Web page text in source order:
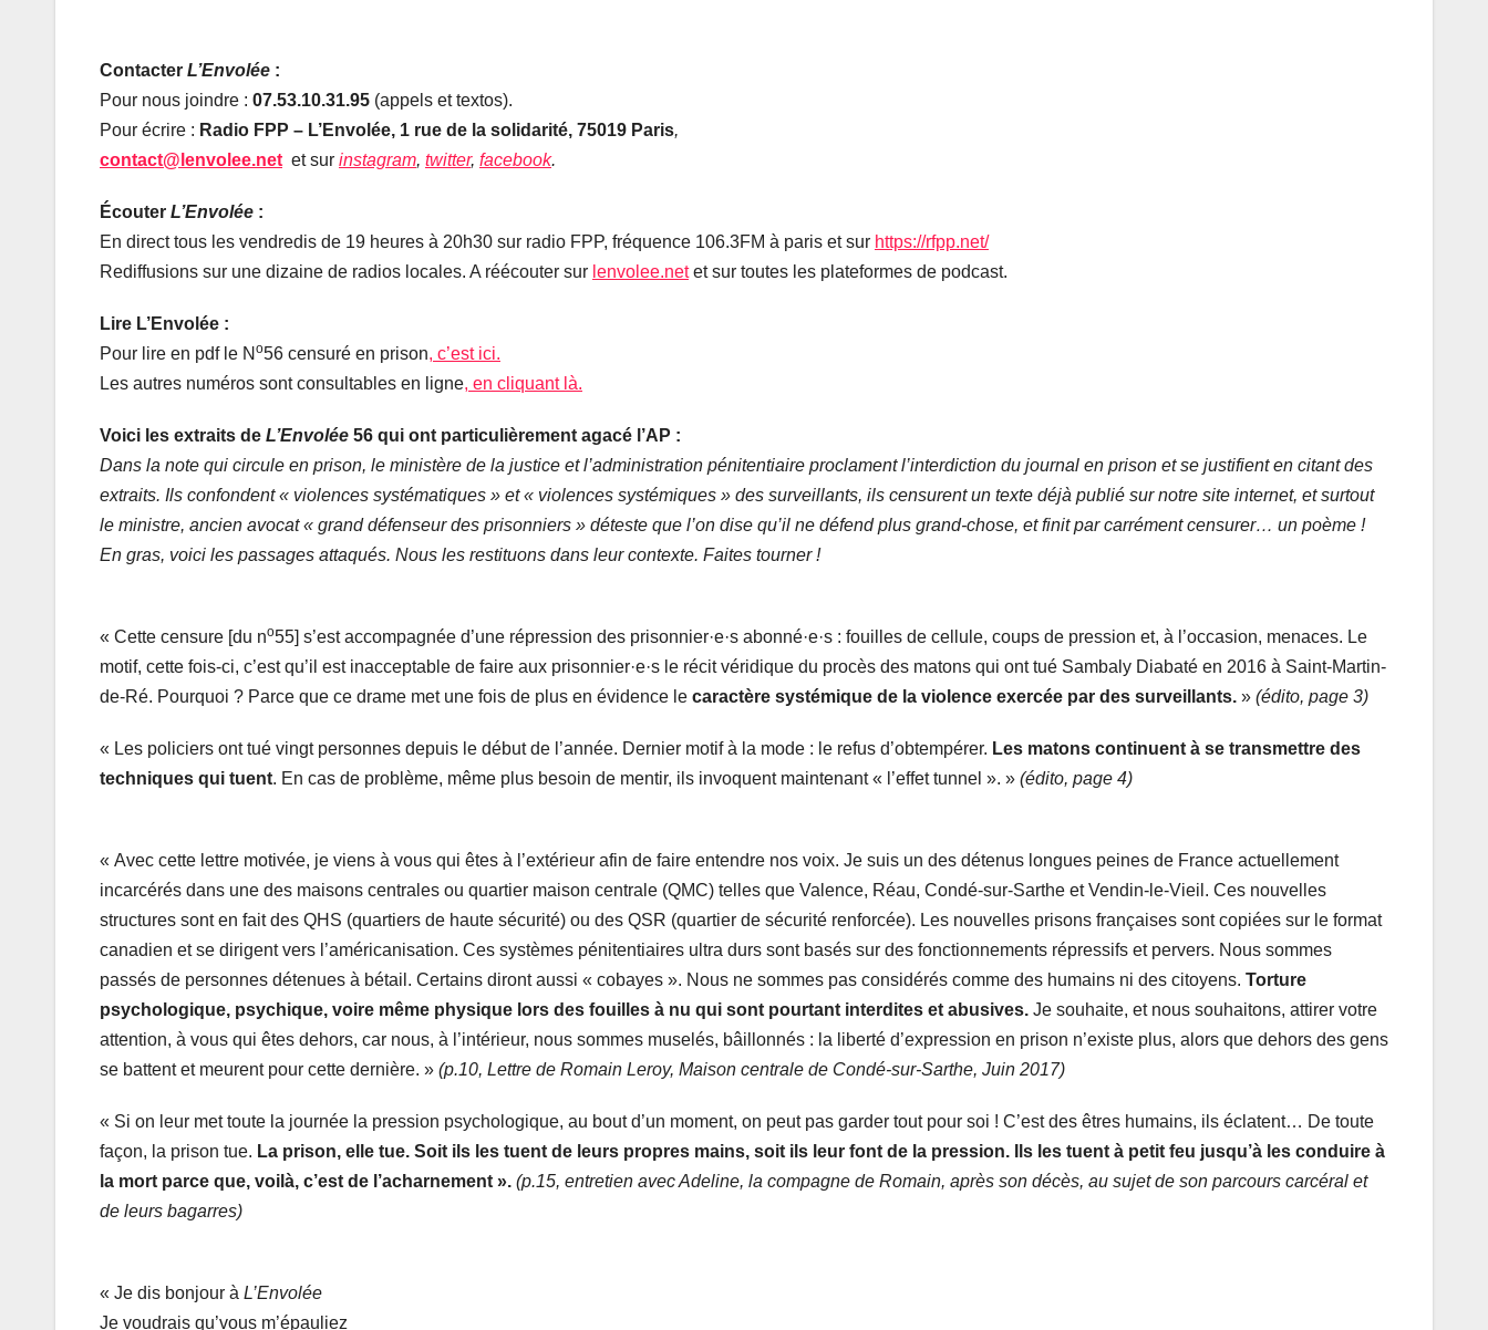
Contacter L’Envolée :
Pour nous joindre : 07.53.10.31.95 (appels et textos).
Pour écrire : Radio FPP – L’Envolée, 1 rue de la solidarité, 75019 Paris,
contact@lenvolee.netet sur instagram, twitter, facebook.
Écouter L’Envolée :
En direct tous les vendredis de 19 heures à 20h30 sur radio FPP, fréquence 106.3FM à paris et sur https://rfpp.net/
Rediffusions sur une dizaine de radios locales. A réécouter sur lenvolee.netet sur toutes les plateformes de podcast.
Lire L’Envolée :
Pour lire en pdf le N o56 censuré en prison, c’est ici.
Les autres numéros sont consultables en ligne, en cliquant là.
Voici les extraits de L’Envolée 56 qui ont particulièrement agacé l’AP :
Dans la note qui circule en prison, le ministère de la justice et l’administration pénitentiaire proclament l’interdiction du journal en prison et se justifient en citant des
extraits. Ils confondent « violences systématiques » et « violences systémiques » des surveillants, ils censurent un texte déjà publié sur notre site internet, et surtout
le ministre, ancien avocat « grand défenseur des prisonniers » déteste que l’on dise qu’il ne défend plus grand-chose, et finit par carrément censurer… un poème !
En gras, voici les passages attaqués. Nous les restituons dans leur contexte. Faites tourner !
« Cette censure [du no55] s’est accompagnée d’une répression des prisonnier·e·s abonné·e·s : fouilles de cellule, coups de pression et, à l’occasion, menaces. Le
motif, cette fois-ci, c’est qu’il est inacceptable de faire aux prisonnier·e·s le récit véridique du procès des matons qui ont tué Sambaly Diabaté en 2016 à Saint-Martin-
de-Ré. Pourquoi ? Parce que ce drame met une fois de plus en évidence le caractère systémique de la violence exercée par des surveillants. » (édito, page 3)
« Les policiers ont tué vingt personnes depuis le début de l’année. Dernier motif à la mode : le refus d’obtempérer. Les matons continuent à se transmettre des
techniques qui tuent. En cas de problème, même plus besoin de mentir, ils invoquent maintenant « l’effet tunnel ». » (édito, page 4)
« Avec cette lettre motivée, je viens à vous qui êtes à l’extérieur afin de faire entendre nos voix. Je suis un des détenus longues peines de France actuellement
incarcérés dans une des maisons centrales ou quartier maison centrale (QMC) telles que Valence, Réau, Condé-sur-Sarthe et Vendin-le-Vieil. Ces nouvelles
structures sont en fait des QHS (quartiers de haute sécurité) ou des QSR (quartier de sécurité renforcée). Les nouvelles prisons françaises sont copiées sur le format
canadien et se dirigent vers l’américanisation. Ces systèmes pénitentiaires ultra durs sont basés sur des fonctionnements répressifs et pervers. Nous sommes
passés de personnes détenues à bétail. Certains diront aussi « cobayes ». Nous ne sommes pas considérés comme des humains ni des citoyens. Torture
psychologique, psychique, voire même physique lors des fouilles à nu qui sont pourtant interdites et abusives. Je souhaite, et nous souhaitons, attirer votre
attention, à vous qui êtes dehors, car nous, à l’intérieur, nous sommes muselés, bâillonnés : la liberté d’expression en prison n’existe plus, alors que dehors des gens
se battent et meurent pour cette dernière. » (p.10, Lettre de Romain Leroy, Maison centrale de Condé-sur-Sarthe, Juin 2017)
« Si on leur met toute la journée la pression psychologique, au bout d’un moment, on peut pas garder tout pour soi ! C’est des êtres humains, ils éclatent… De toute
façon, la prison tue. La prison, elle tue. Soit ils les tuent de leurs propres mains, soit ils leur font de la pression. Ils les tuent à petit feu jusqu’à les conduire à
la mort parce que, voilà, c’est de l’acharnement ». (p.15, entretien avec Adeline, la compagne de Romain, après son décès, au sujet de son parcours carcéral et
de leurs bagarres)
« Je dis bonjour à L’Envolée
Je voudrais qu’vous m’épauliez